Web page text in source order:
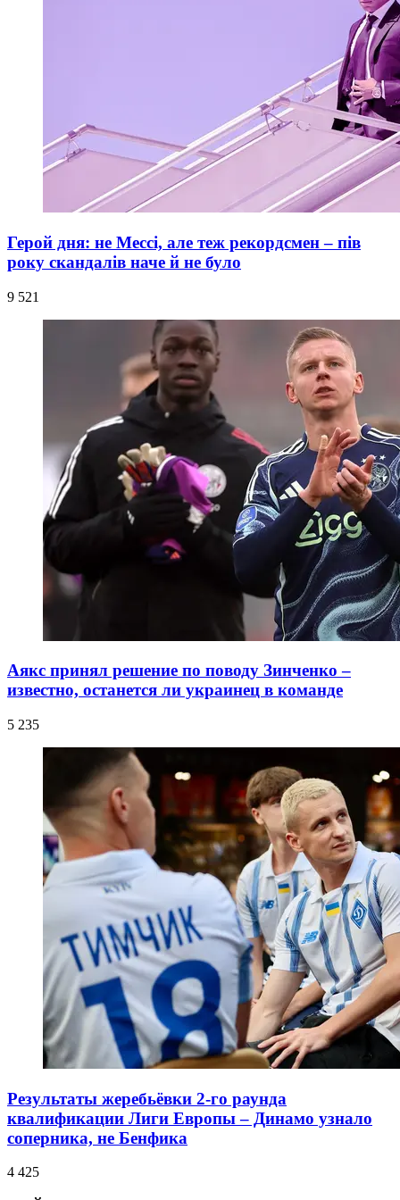
Герой дня: не Мессі, але теж рекордсмен – пів
року скандалів наче й не було
9 521
Аякс принял решение по поводу Зинченко –
известно, останется ли украинец в команде
5 235
Результаты жеребьёвки 2-го раунда
квалификации Лиги Европы – Динамо узнало
соперника, не Бенфика
4 425